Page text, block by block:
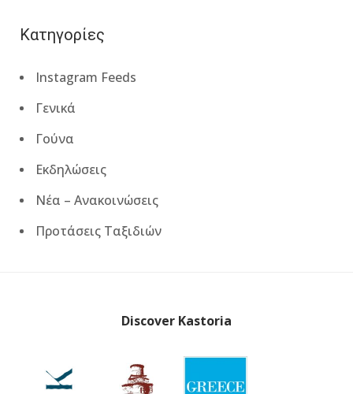
Κατηγορίες
Instagram Feeds
Γενικά
Γούνα
Εκδηλώσεις
Νέα – Ανακοινώσεις
Προτάσεις Ταξιδιών
Discover Kastoria